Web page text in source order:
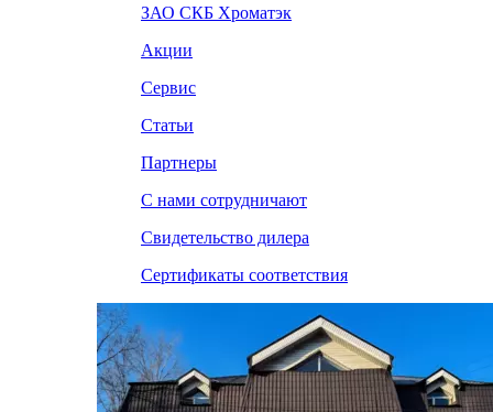
ЗАО СКБ Хроматэк
Акции
Сервис
Статьи
Партнеры
С нами сотрудничают
Свидетельство дилера
Сертификаты соответствия